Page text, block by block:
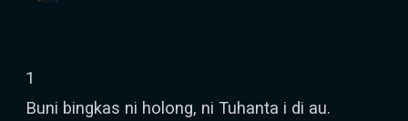
1
Buni bingkas ni holong, ni Tuhanta i di au.